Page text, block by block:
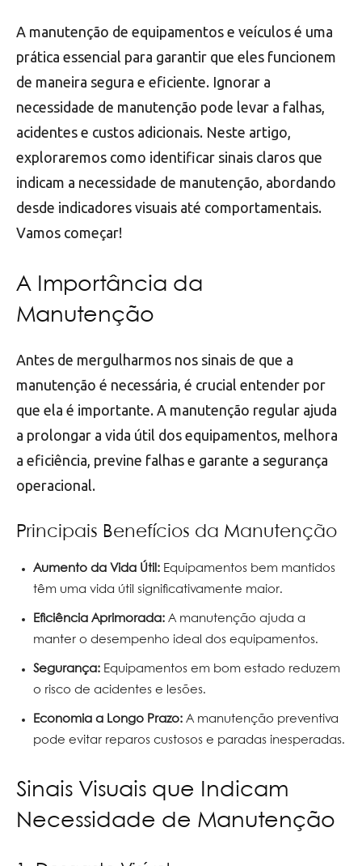
A manutenção de equipamentos e veículos é uma
prática essencial para garantir que eles funcionem
de maneira segura e eficiente. Ignorar a
necessidade de manutenção pode levar a falhas,
acidentes e custos adicionais. Neste artigo,
exploraremos como identificar sinais claros que
indicam a necessidade de manutenção, abordando
desde indicadores visuais até comportamentais.
Vamos começar!
A Importância da
Manutenção
Antes de mergulharmos nos sinais de que a
manutenção é necessária, é crucial entender por
que ela é importante. A manutenção regular ajuda
a prolongar a vida útil dos equipamentos, melhora
a eficiência, previne falhas e garante a segurança
operacional.
Principais Benefícios da Manutenção
Aumento da Vida Útil: Equipamentos bem mantidos
têm uma vida útil significativamente maior.
Eficiência Aprimorada: A manutenção ajuda a
manter o desempenho ideal dos equipamentos.
Segurança: Equipamentos em bom estado reduzem
o risco de acidentes e lesões.
Economia a Longo Prazo: A manutenção preventiva
pode evitar reparos custosos e paradas inesperadas.
Sinais Visuais que Indicam
Necessidade de Manutenção